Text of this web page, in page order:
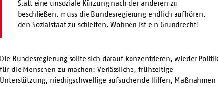
Statt eine unsoziale Kürzung nach der anderen zu
beschließen, muss die Bundesregierung endlich aufhören,
den Sozialstaat zu schleifen. Wohnen ist ein Grundrecht!
Die Bundesregierung sollte sich darauf konzentrieren, wieder Politik
für die Menschen zu machen: Verlässliche, frühzeitige
Unterstützung, niedrigschwellige aufsuchende Hilfen, Maßnahmen